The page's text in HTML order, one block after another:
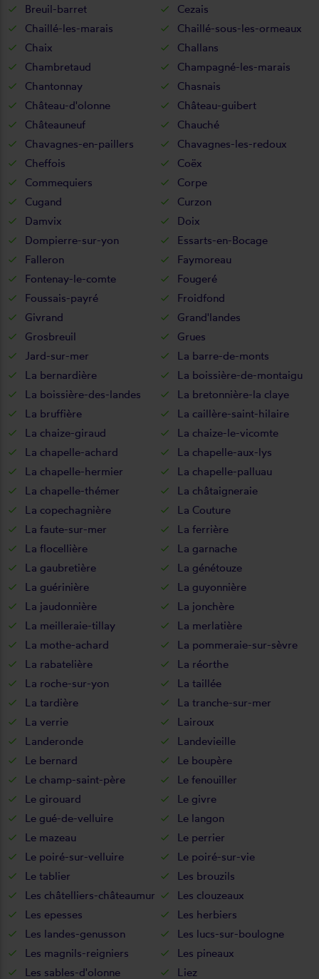
Breuil-barret
Cezais
Chaillé-les-marais
Chaillé-sous-les-ormeaux
Chaix
Challans
Chambretaud
Champagné-les-marais
Chantonnay
Chasnais
Château-d'olonne
Château-guibert
Châteauneuf
Chauché
Chavagnes-en-paillers
Chavagnes-les-redoux
Cheffois
Coëx
Commequiers
Corpe
Cugand
Curzon
Damvix
Doix
Dompierre-sur-yon
Essarts-en-Bocage
Falleron
Faymoreau
Fontenay-le-comte
Fougeré
Foussais-payré
Froidfond
Givrand
Grand'landes
Grosbreuil
Grues
Jard-sur-mer
La barre-de-monts
La bernardière
La boissière-de-montaigu
La boissière-des-landes
La bretonnière-la claye
La bruffière
La caillère-saint-hilaire
La chaize-giraud
La chaize-le-vicomte
La chapelle-achard
La chapelle-aux-lys
La chapelle-hermier
La chapelle-palluau
La chapelle-thémer
La châtaigneraie
La copechagnière
La Couture
La faute-sur-mer
La ferrière
La flocellière
La garnache
La gaubretière
La génétouze
La guérinière
La guyonnière
La jaudonnière
La jonchère
La meilleraie-tillay
La merlatière
La mothe-achard
La pommeraie-sur-sèvre
La rabatelière
La réorthe
La roche-sur-yon
La taillée
La tardière
La tranche-sur-mer
La verrie
Lairoux
Landeronde
Landevieille
Le bernard
Le boupère
Le champ-saint-père
Le fenouiller
Le girouard
Le givre
Le gué-de-velluire
Le langon
Le mazeau
Le perrier
Le poiré-sur-velluire
Le poiré-sur-vie
Le tablier
Les brouzils
Les châtelliers-châteaumur
Les clouzeaux
Les epesses
Les herbiers
Les landes-genusson
Les lucs-sur-boulogne
Les magnils-reigniers
Les pineaux
Les sables-d'olonne
Liez